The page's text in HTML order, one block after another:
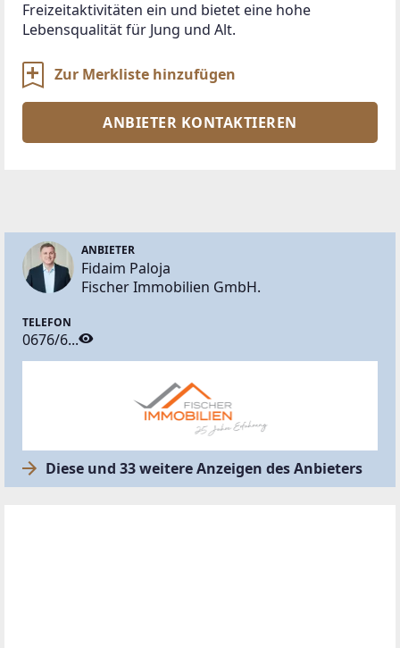
Freizeitaktivitäten ein und bietet eine hohe
Lebensqualität für Jung und Alt.
Zur Merkliste hinzufügen
ANBIETER KONTAKTIEREN
ANBIETER
Fidaim Paloja
Fischer Immobilien GmbH.
TELEFON
0676/6...
Diese und 33 weitere Anzeigen des Anbieters